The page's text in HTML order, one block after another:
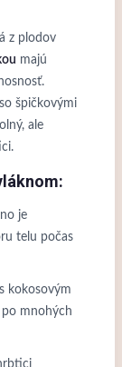
z plodov
majú
špičkovými
ale
je
telu počas
kokosovým
po mnohých